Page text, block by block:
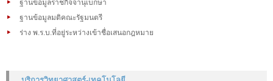
ฐานข้อมูลราชกิจจานุเบกษา
ฐานข้อมูลมติคณะรัฐมนตรี
ร่าง พ.ร.บ.ที่อยู่ระหว่างเข้าชื่อเสนอกฎหมาย